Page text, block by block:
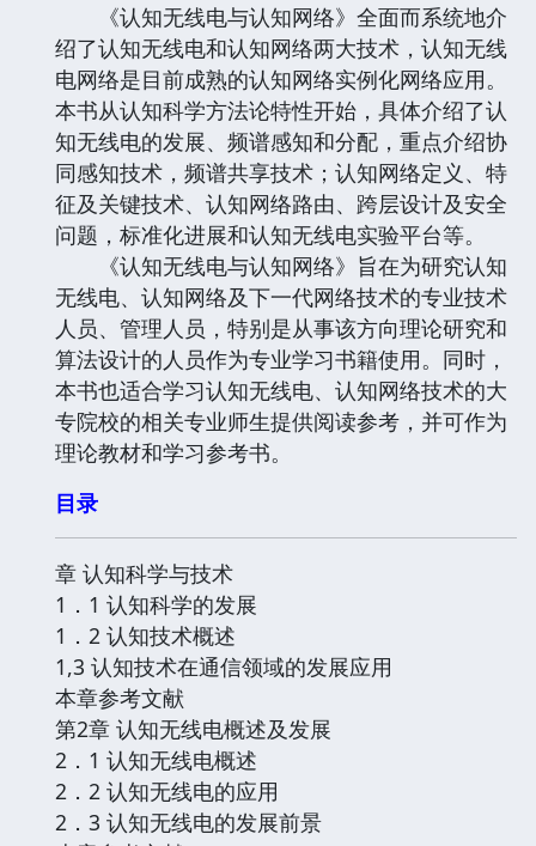
《认知无线电与认知网络》全面而系统地介
绍了认知无线电和认知网络两大技术，认知无线
电网络是目前成熟的认知网络实例化网络应用。
本书从认知科学方法论特性开始，具体介绍了认
知无线电的发展、频谱感知和分配，重点介绍协
同感知技术，频谱共享技术；认知网络定义、特
征及关键技术、认知网络路由、跨层设计及安全
问题，标准化进展和认知无线电实验平台等。
《认知无线电与认知网络》旨在为研究认知
无线电、认知网络及下一代网络技术的专业技术
人员、管理人员，特别是从事该方向理论研究和
算法设计的人员作为专业学习书籍使用。同时，
本书也适合学习认知无线电、认知网络技术的大
专院校的相关专业师生提供阅读参考，并可作为
理论教材和学习参考书。
目录
章 认知科学与技术
1．1 认知科学的发展
1．2 认知技术概述
1,3 认知技术在通信领域的发展应用
本章参考文献
第2章 认知无线电概述及发展
2．1 认知无线电概述
2．2 认知无线电的应用
2．3 认知无线电的发展前景